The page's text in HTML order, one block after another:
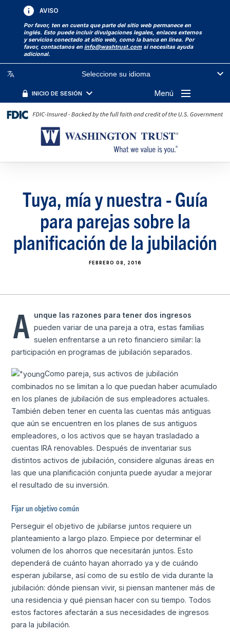
AVISO
Por favor, ten en cuenta que parte del sitio web permanece en
inglés. Esto puede incluir divulgaciones legales, enlaces externos
y servicios conectado at sitio web, como la banca en línea. Por
favor, contactanos eninfo@washtrust.com si necesitas ayuda
adicional.
Seleccione su idioma
INICIO DE SESIÓN Menú
Tuya, mía y nuestra - Guía
para parejas sobre la
planificación de la jubilación
FEBRERO 08, 2016
A
unque las razones para tener dos ingresos
pueden variar de una pareja a otra, estas familias
suelen enfrentarse a un reto financiero similar: la
participación en programas de jubilación separados.
Como pareja, sus activos de jubilación
combinados no se limitan a lo que puedan haber acumulado
en los planes de jubilación de sus empleadores actuales.
También deben tener en cuenta las cuentas más antiguas
que aún se encuentren en los planes de sus antiguos
empleadores, o los activos que se hayan trasladado a
cuentas IRA renovables. Después de inventariar sus
distintos activos de jubilación, considere algunas áreas en
las que una planificación conjunta puede ayudar a mejorar
el resultado de su inversión.
Fijar un objetivo común
Perseguir el objetivo de jubilarse juntos requiere un
planteamiento a largo plazo. Empiece por determinar el
volumen de los ahorros que necesitarán juntos. Esto
dependerá de cuánto hayan ahorrado ya y de cuándo
esperan jubilarse, así como de su estilo de vida durante la
jubilación: dónde piensan vivir, si piensan mantener más de
una residencia y qué piensan hacer con su tiempo. Todos
estos factores afectarán a sus necesidades de ingresos
para la jubilación.